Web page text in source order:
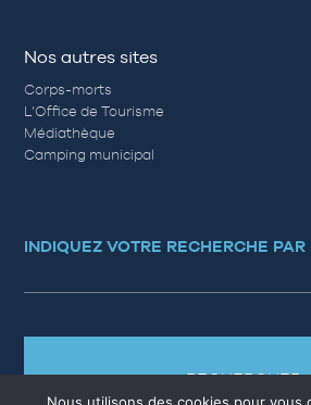
Nos autres sites
Corps-morts
L’Office de Tourisme
Médiathèque
Camping municipal
INDIQUEZ VOTRE RECHERCHE
RECHERCHER